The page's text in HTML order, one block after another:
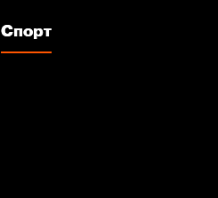
Спорт
Спорт